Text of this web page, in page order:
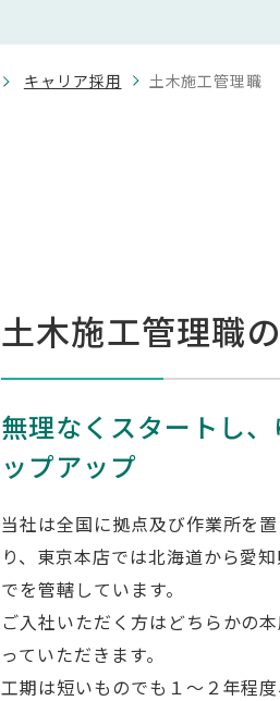
キャリア採用 土木施工管理職
土木施工管理職
無理なくスタートし
ップアップ
当社は全国に拠点及び作業所を
り、東京本店では北海道から愛
でを管轄しています。
ご入社いただく方はどちらかの
っていただきます。
工期は短いものでも１～２年程